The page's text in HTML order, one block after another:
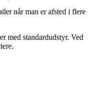
når man er afsted i flere
med standardudstyr. Ved